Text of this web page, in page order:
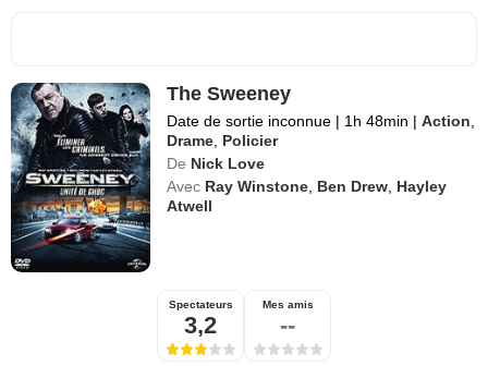
The Sweeney
Date de sortie inconnue | 1h 48min | Action
Drame Policier
De Nick Love
Avec Ray Winstone Ben Drew Hayley
Atwell
Spectateurs
3,2
Mes amis
--